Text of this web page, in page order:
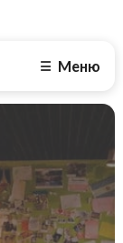
☰ Меню